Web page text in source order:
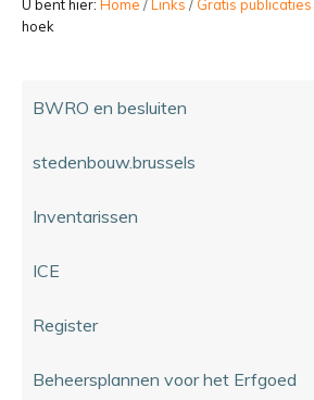
U bent hier: Home /Links / Gratis publicaties
hoek
BWRO en besluiten
stedenbouw.brussels
Inventarissen
ICE
Register
Beheersplannen voor het Erfgoed